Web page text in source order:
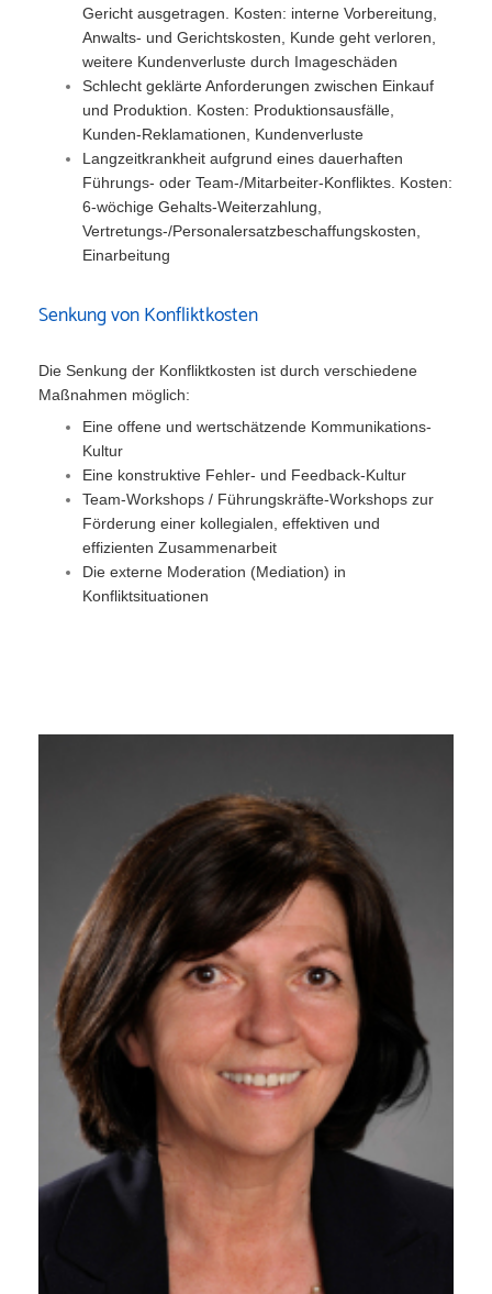
Gericht ausgetragen. Kosten: interne Vorbereitung,
Anwalts- und Gerichtskosten, Kunde geht verloren,
weitere Kundenverluste durch Imageschäden
Schlecht geklärte Anforderungen zwischen Einkauf
und Produktion. Kosten: Produktionsausfälle,
Kunden-Reklamationen, Kundenverluste
Langzeitkrankheit aufgrund eines dauerhaften
Führungs- oder Team-/Mitarbeiter-Konfliktes. Kosten:
6-wöchige Gehalts-Weiterzahlung,
Vertretungs-/Personalersatzbeschaffungskosten,
Einarbeitung
Senkung von Konfliktkosten
Die Senkung der Konfliktkosten ist durch verschiedene
Maßnahmen möglich:
Eine offene und wertschätzende Kommunikations-
Kultur
Eine konstruktive Fehler- und Feedback-Kultur
Team-Workshops / Führungskräfte-Workshops zur
Förderung einer kollegialen, effektiven und
effizienten Zusammenarbeit
Die externe Moderation (Mediation) in
Konfliktsituationen